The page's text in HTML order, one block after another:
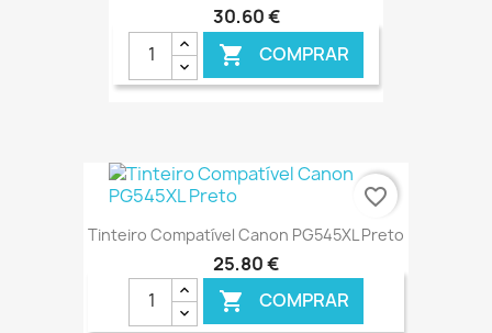
30,60 €
 COMPRAR
€ ONLINE
Tinteiro Compatível Canon PG545XL Preto
25,80 €
 COMPRAR
favorite_border